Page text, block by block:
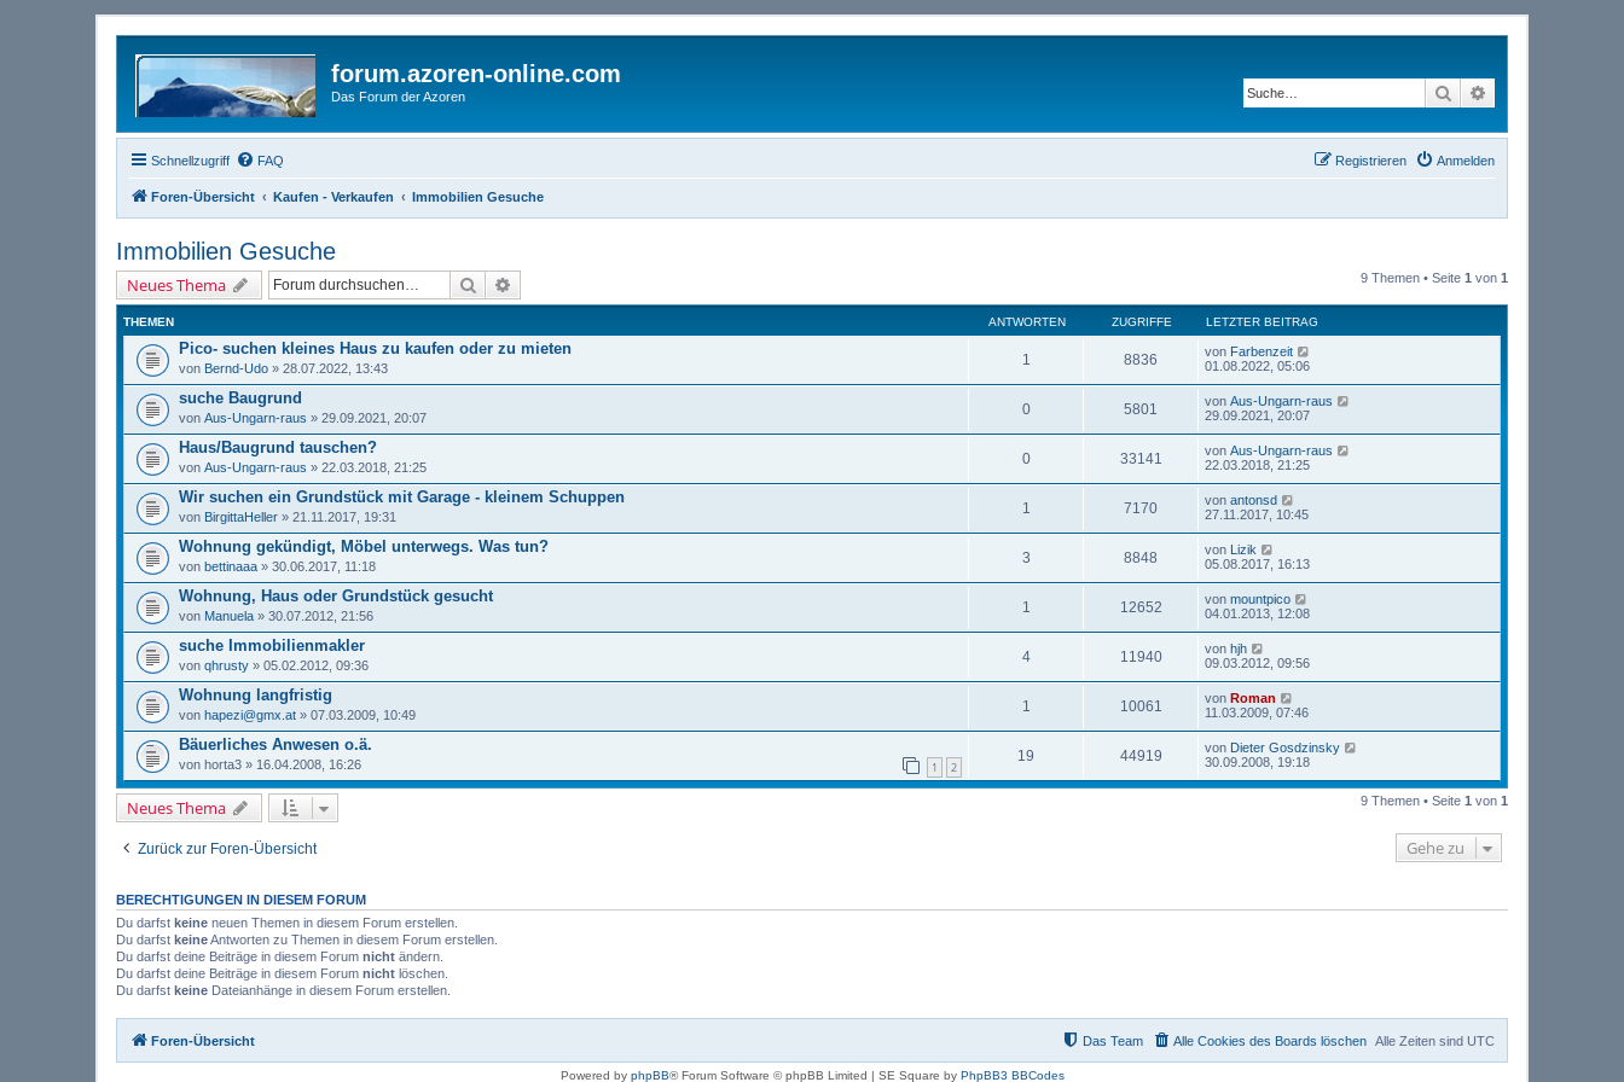
forum.azoren-online.com
Das Forum der Azoren Suche
Schnellzugriff FAQ Anmelden
Registrieren
Foren-Übersicht Kaufen - Verkaufen Immobilien Gesuche
Immobilien Gesuche
Neues Thema Suche 9 Themen • Seite 1 von 1
THEMEN ANTWORTEN ZUGRIFFE LETZTER BEITRAG
Pico- suchen kleines Haus zu kaufen oder zu mieten
von Bernd-Udo » 28.07.2022, 13:43
1 8836 von Farbenzeit
01.08.2022, 05:06
suche Baugrund
von Aus-Ungarn-raus » 29.09.2021, 20:07
0 5801 von Aus-Ungarn-raus
29.09.2021, 20:07
Haus/Baugrund tauschen?
von Aus-Ungarn-raus » 22.03.2018, 21:25
0 33141 von Aus-Ungarn-raus
22.03.2018, 21:25
Wir suchen ein Grundstück mit Garage - kleinem Schuppen
von BirgittaHeller » 21.11.2017, 19:31
1 7170 von antonsd
27.11.2017, 10:45
Wohnung gekündigt, Möbel unterwegs. Was tun?
von bettinaaa » 30.06.2017, 11:18
3 8848 von Lizik
05.08.2017, 16:13
Wohnung, Haus oder Grundstück gesucht
von Manuela » 30.07.2012, 21:56
1 12652 von mountpico
04.01.2013, 12:08
suche Immobilienmakler
von qhrusty » 05.02.2012, 09:36
4 11940 von hjh
09.03.2012, 09:56
Wohnung langfristig
von hapezi@gmx.at » 07.03.2009, 10:49
1 10061 von Roman
11.03.2009, 07:46
Bäuerliches Anwesen o.ä.
von horta3 » 16.04.2008, 16:26 1 2
19 44919 von Dieter Gosdzinsky
30.09.2008, 19:18
Neues Thema 9 Themen • Seite 1 von 1
Zurück zur Foren-Übersicht Gehe zu
BERECHTIGUNGEN IN DIESEM FORUM
Du darfst keine neuen Themen in diesem Forum erstellen.
Du darfst keineAntworten zu Themen in diesem Forum erstellen.
Du darfst deine Beiträge in diesem Forum nicht ändern.
Du darfst deine Beiträge in diesem Forum nicht löschen.
Du darfst keine Dateianhänge in diesem Forum erstellen.
Foren-Übersicht Alle Zeiten sind UTC
Alle Cookies des Boards löschen
Das Team
Powered by phpBB® Forum Software © phpBB Limited | SE Square by PhpBB3 BBCodes